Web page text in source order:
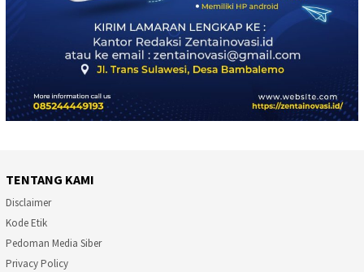
TENTANG KAMI
Disclaimer
Kode Etik
Pedoman Media Siber
Privacy Policy